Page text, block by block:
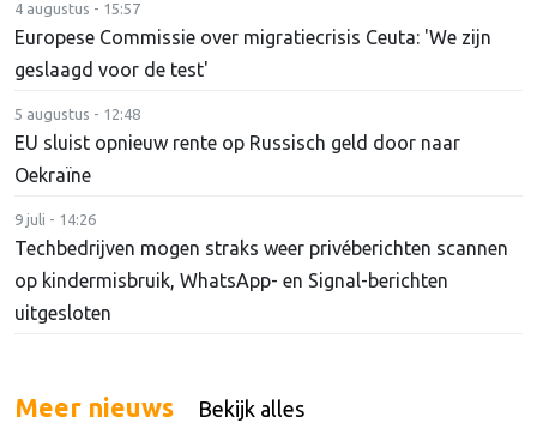
4 augustus - 15:57
Europese Commissie over migratiecrisis Ceuta: 'We zijn
geslaagd voor de test'
5 augustus - 12:48
EU sluist opnieuw rente op Russisch geld door naar
Oekraïne
9 juli - 14:26
Techbedrijven mogen straks weer privéberichten scannen
op kindermisbruik, WhatsApp- en Signal-berichten
uitgesloten
Meer nieuws Bekijk alles